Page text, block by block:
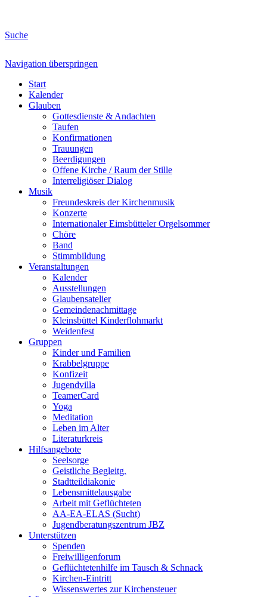
Suche
Navigation überspringen
Start
Kalender
Glauben
Gottesdienste & Andachten
Taufen
Konfirmationen
Trauungen
Beerdigungen
Offene Kirche / Raum der Stille
Interreligiöser Dialog
Musik
Freundeskreis der Kirchenmusik
Konzerte
Internationaler Eimsbütteler Orgelsommer
Chöre
Band
Stimmbildung
Veranstaltungen
Kalender
Ausstellungen
Glaubensatelier
Gemeindenachmittage
Kleinsbüttel Kinder­flohmarkt
Weidenfest
Gruppen
Kinder und Familien
Krabbelgruppe
Konfizeit
Jugendvilla
TeamerCard
Yoga
Meditation
Leben im Alter
Literaturkreis
Hilfsangebote
Seelsorge
Geistliche Begleitg.
Stadtteildiakonie
Lebensmittelausgabe
Arbeit mit Geflüchteten
AA-EA-ELAS (Sucht)
Jugendberatungs­zentrum JBZ
Unterstützen
Spenden
Freiwilligenforum
Geflüchtetenhilfe im Tausch & Schnack
Kirchen-Eintritt
Wissenswertes zur Kirchensteuer